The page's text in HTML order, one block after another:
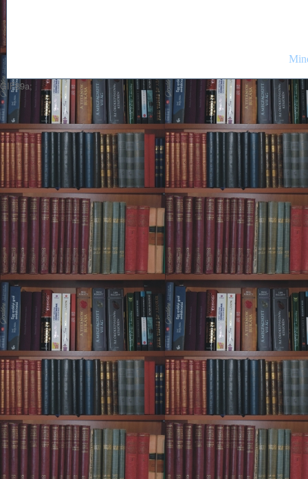
GIF89a;